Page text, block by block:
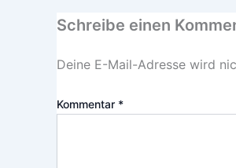
Schreibe einen
Deine E-Mail-Adresse wird
Kommentar *